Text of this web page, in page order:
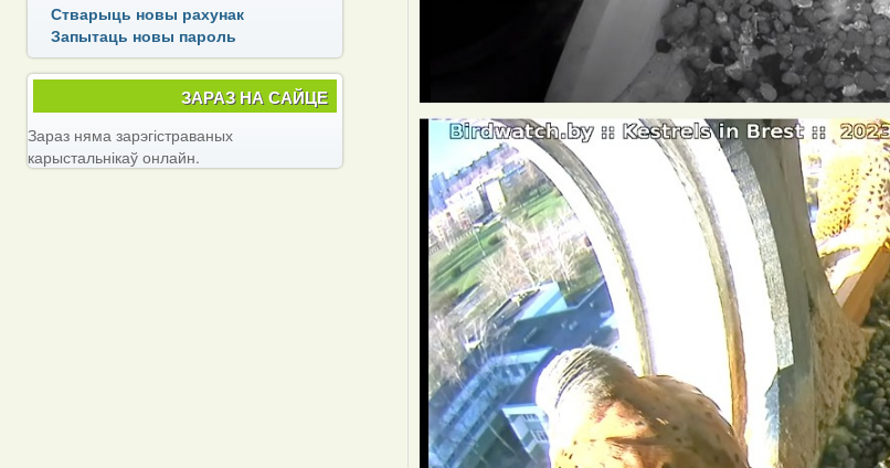
Стварыць новы рахунак
Запытаць новы пароль
ЗАРАЗ НА САЙЦЕ
Зараз няма зарэгістраваных
карыстальнікаў онлайн.